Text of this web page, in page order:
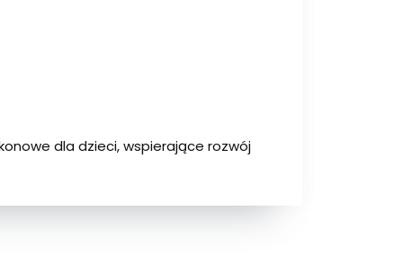
dla dzieci, wspierające rozwój